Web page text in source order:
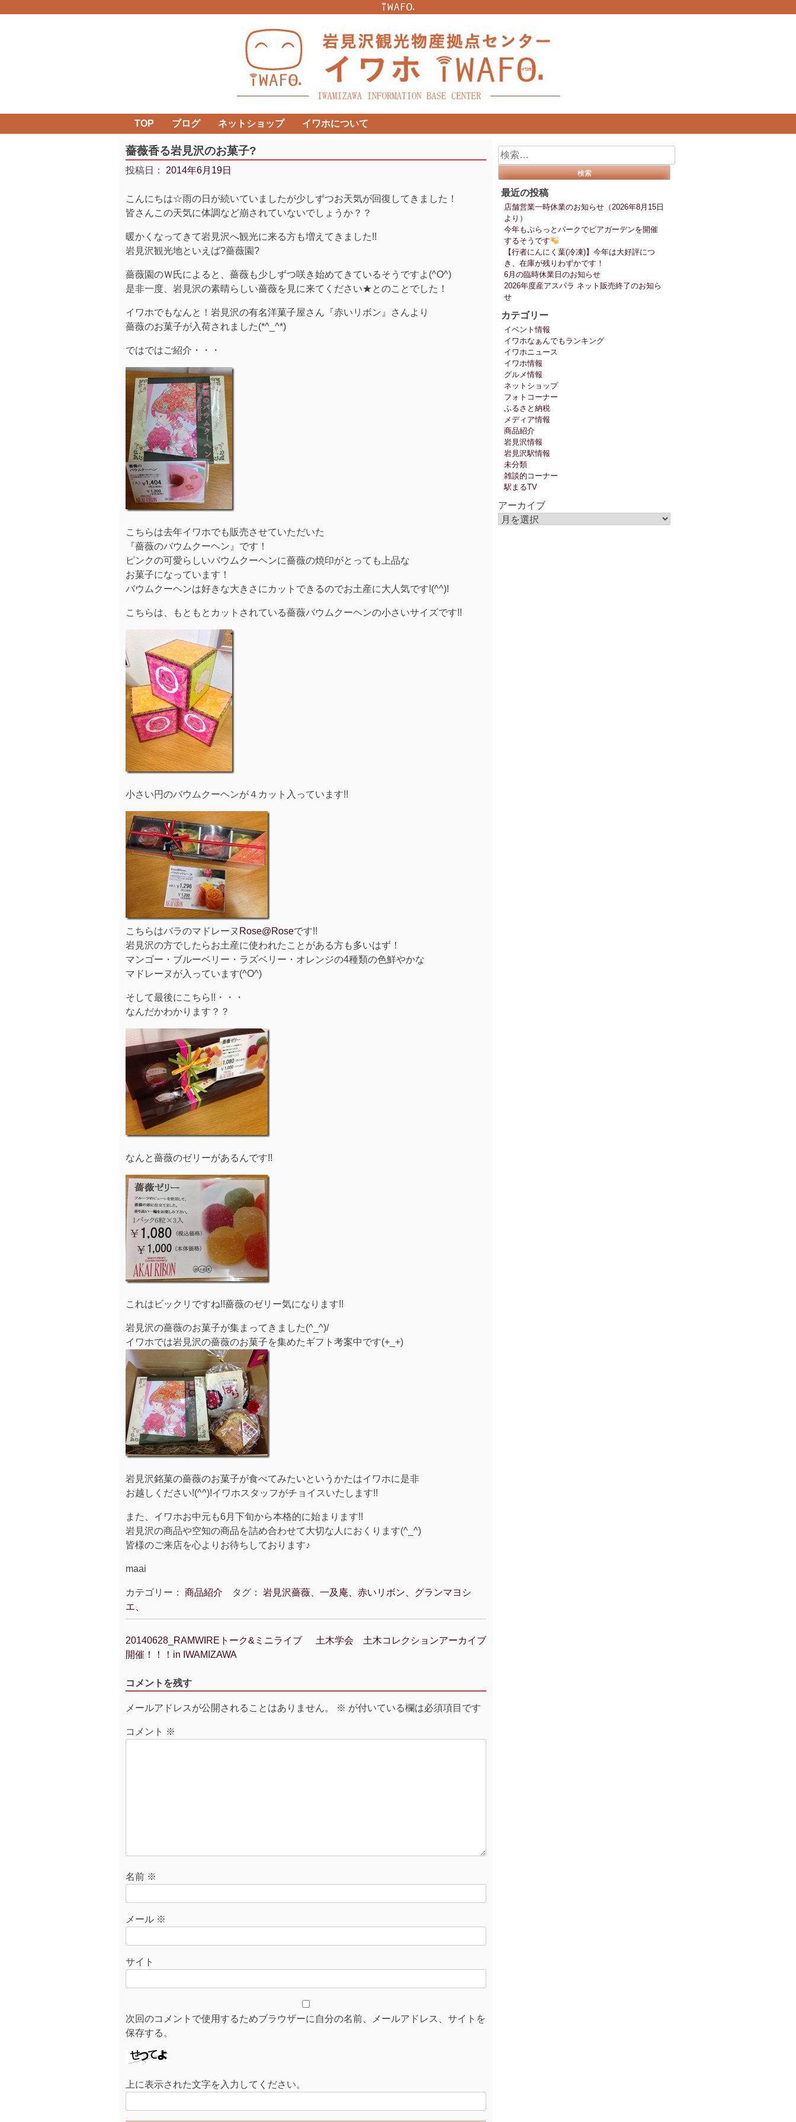
TOP ブログ ネットショップ イワホについて
薔薇香る岩見沢のお菓子?
投稿日： 2014年6月19日
こんにちは☆雨の日が続いていましたが少しずつお天気が回復してきました！
皆さんこの天気に体調など崩されていないでしょうか？？
暖かくなってきて岩見沢へ観光に来る方も増えてきました!!
岩見沢観光地といえば?薔薇園?
薔薇園のＷ氏によると、薔薇も少しずつ咲き始めてきているそうですよ(^O^)
是非一度、岩見沢の素晴らしい薔薇を見に来てください★とのことでした！
イワホでもなんと！岩見沢の有名洋菓子屋さん『赤いリボン』さんより
薔薇のお菓子が入荷されました(*^_^*)
ではではご紹介・・・
こちらは去年イワホでも販売させていただいた
『薔薇のバウムクーヘン』です！
ピンクの可愛らしいバウムクーヘンに薔薇の焼印がとっても上品な
お菓子になっています！
バウムクーヘンは好きな大きさにカットできるのでお土産に大人気です!(^^)!
こちらは、もともとカットされている薔薇バウムクーヘンの小さいサイズです!!
小さい円のバウムクーヘンが４カット入っています!!
こちらはバラのマドレーヌ Rose@Roseです!!
岩見沢の方でしたらお土産に使われたことがある方も多いはず！
マンゴー・ブルーベリー・ラズベリー・オレンジの4種類の色鮮やかな
マドレーヌが入っています(^O^)
そして最後にこちら!!・・・
なんだかわかります？？
なんと薔薇のゼリーがあるんです!!
これはビックリですね!!薔薇のゼリー気になります!!
岩見沢の薔薇のお菓子が集まってきました(^_^)/
イワホでは岩見沢の薔薇のお菓子を集めたギフト考案中です(+_+)
岩見沢銘菓の薔薇のお菓子が食べてみたいというかたはイワホに是非
お越しください!(^^)!イワホスタッフがチョイスいたします!!
また、イワホお中元も6月下旬から本格的に始まります!!
岩見沢の商品や空知の商品を詰め合わせて大切な人におくります(^_^)
皆様のご来店を心よりお待ちしております♪
maai
カテゴリー： 商品紹介 タグ： 岩見沢薔薇、一及庵、赤いリボン、グランマヨシ
エ、
投
稿
ビ
ー
シ
ョ
20140628_RAMWIREトーク&ミニライブ
開催！！！in IWAMIZAWA
土木学会 土木コレクションアーカイブ
コメントを残す
メールアドレスが公開されることはありません。 ※ が付いている欄は必須項目です
コメント ※
名前 ※
メール ※
サイト
次回のコメントで使用するためブラウザーに自分の名前、メールアドレス、サイトを
保存する。
上に表示された文字を入力してください。
検
索:
最近の投稿
店舗営業一時休業のお知らせ（2026年8月15日
より）
今年もぷらっとパークでビアガーデンを開催
するそうです
【行者にんにく葉(冷凍)】今年は大好評につ
き、在庫が残りわずかです！
6月の臨時休業日のお知らせ
2026年度産アスパラ ネット販売終了のお知ら
せ
カテゴリー
イベント情報
イワホなぁんでもランキング
イワホニュース
イワホ情報
グルメ情報
ネットショップ
フォトコーナー
ふるさと納税
メディア情報
商品紹介
岩見沢情報
岩見沢駅情報
未分類
雑談的コーナー
駅まるTV
アーカイブ